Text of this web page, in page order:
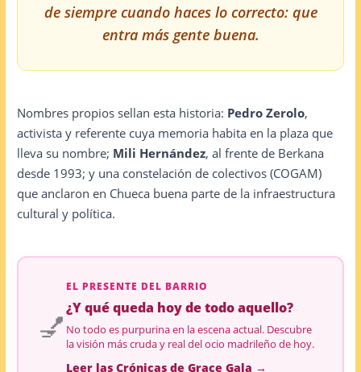
de siempre cuando haces lo correcto: que
entra más gente buena.
Nombres propios sellan esta historia: Pedro Zerolo,
activista y referente cuya memoria habita en la plaza que
lleva su nombre; Mili Hernández, al frente de Berkana
desde 1993; y una constelación de colectivos (COGAM)
que anclaron en Chueca buena parte de la infraestructura
cultural y política.
💅
EL PRESENTE DEL BARRIO
¿Y qué queda hoy de todo aquello?
No todo es purpurina en la escena actual. Descubre
la visión más cruda y real del ocio madrileño de hoy.
Leer las Crónicas de Grace Gala →